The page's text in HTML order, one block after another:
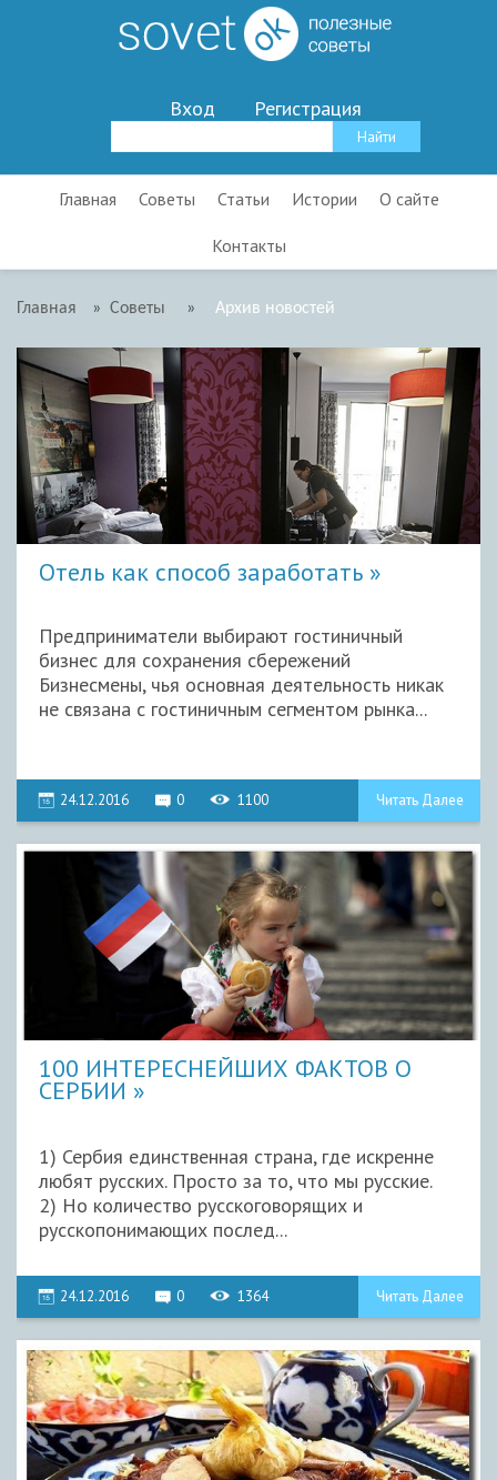
Вход Регистрация
Главная Советы Статьи Истории О сайте
Контакты
Главная » Советы » Архив новостей
Отель как способ заработать
Предприниматели выбирают гостиничный
бизнес для сохранения сбережений
Бизнесмены, чья основная деятельность никак
не связана с гостиничным сегментом рынка...
24.12.2016 0 1100 Читать Далее
100 ИНТЕРЕСНЕЙШИХ ФАКТОВ О
СЕРБИИ
1) Сербия единственная страна, где искренне
любят русских. Просто за то, что мы русские.
2) Но количество русскоговорящих и
русскопонимающих послед...
24.12.2016 0 1364 Читать Далее